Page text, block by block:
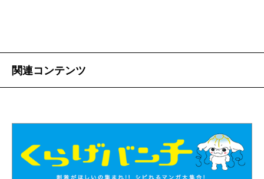
関連コンテンツ